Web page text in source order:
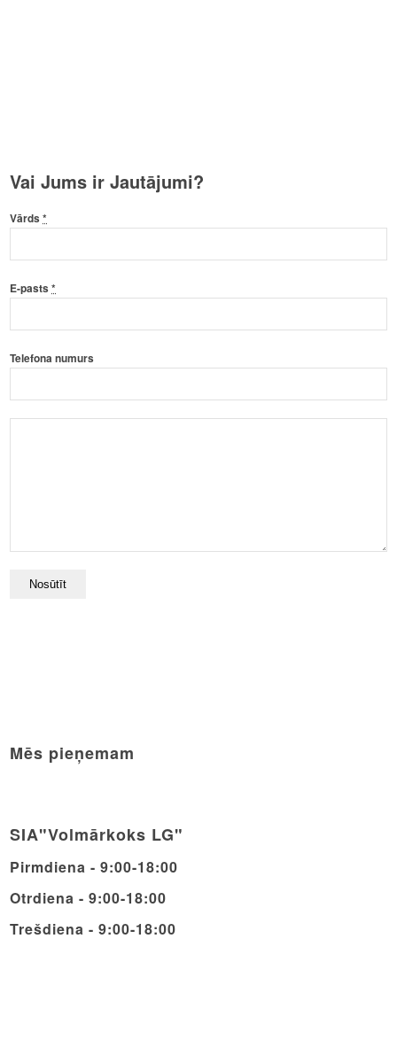
Vai Jums ir Jautājumi?
Vārds*
E-pasts*
Telefona numurs
Mēs pieņemam
SIA"Volmārkoks LG"
Pirmdiena - 9:00-18:00
Otrdiena - 9:00-18:00
Trešdiena - 9:00-18:00